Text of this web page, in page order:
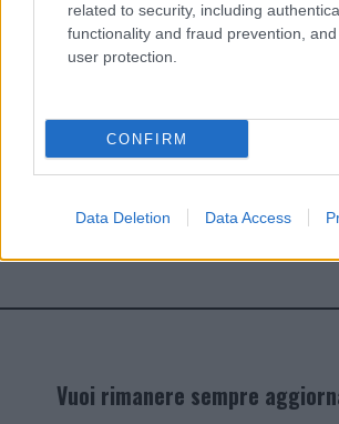
related to security, including
functionality and fraud prevention,
user protection.
CONFIRM
Data Deletion Data Access
Giovannimaria Cabras
Vuoi rimanere sempre